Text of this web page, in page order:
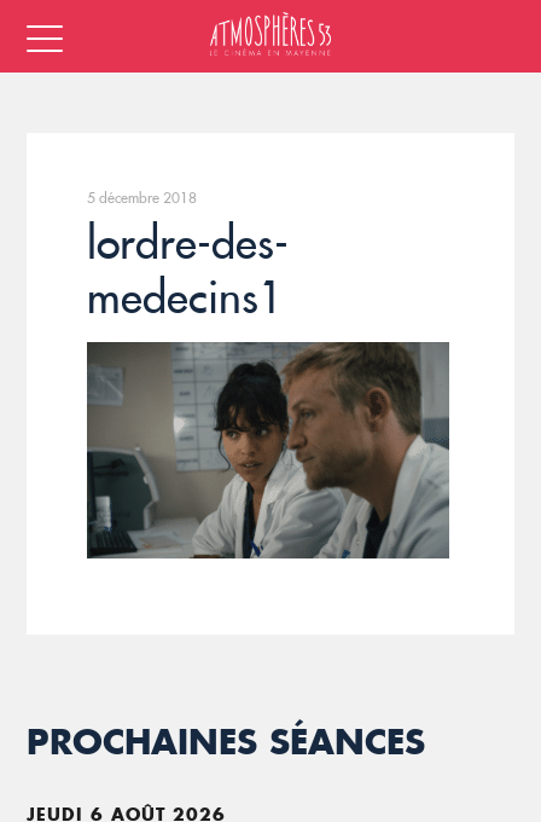
5 décembre 2018
lordre-des-
medecins1
PROCHAINES SÉANCES
JEUDI 6 AOÛT 2026